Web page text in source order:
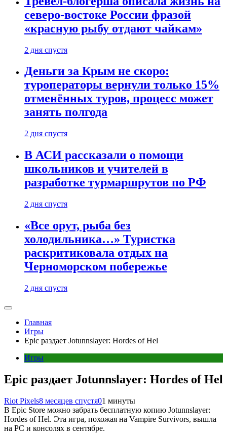
северо-востоке России фразой
«красную рыбу отдают чайкам»
2 дня спустя
Деньги за Крым не скоро:
туроператоры вернули только 15%
отменённых туров, процесс может
занять полгода
2 дня спустя
В АСИ рассказали о помощи
школьников и учителей в
разработке турмаршрутов по РФ
2 дня спустя
«Все орут, рыба без
холодильника…» Туристка
раскритиковала отдых на
Черноморском побережье
2 дня спустя
Главная
Игры
Epic раздает Jotunnslayer: Hordes of Hel
Игры
Epic раздает Jotunnslayer: Hordes of Hel
Riot Pixels8 месяцев спустя01 минуты
В Epic Store можно забрать бесплатную копию Jotunnslayer:
Hordes of Hel. Эта игра, похожая на Vampire Survivors, вышла
на PC и консолях в сентябре.